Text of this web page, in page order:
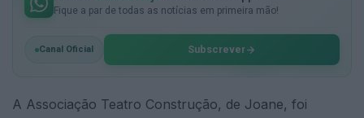
Fique a par de todas as notícias em primeira mão!
Canal Oficial Subscrever
A Associação Teatro Construção, de Joane, foi